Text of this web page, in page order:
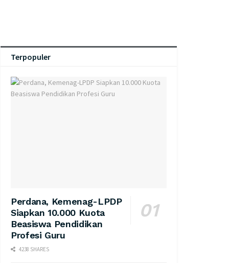
Terpopuler
Perdana, Kemenag-LPDP
Siapkan 10.000 Kuota
Beasiswa Pendidikan
Profesi Guru
4238 SHARES